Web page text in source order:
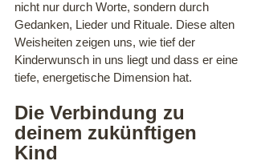
nicht nur durch Worte, sondern durch
Gedanken, Lieder und Rituale. Diese alten
Weisheiten zeigen uns, wie tief der
Kinderwunsch in uns liegt und dass er eine
tiefe, energetische Dimension hat.
Die Verbindung zu
deinem zukünftigen
Kind